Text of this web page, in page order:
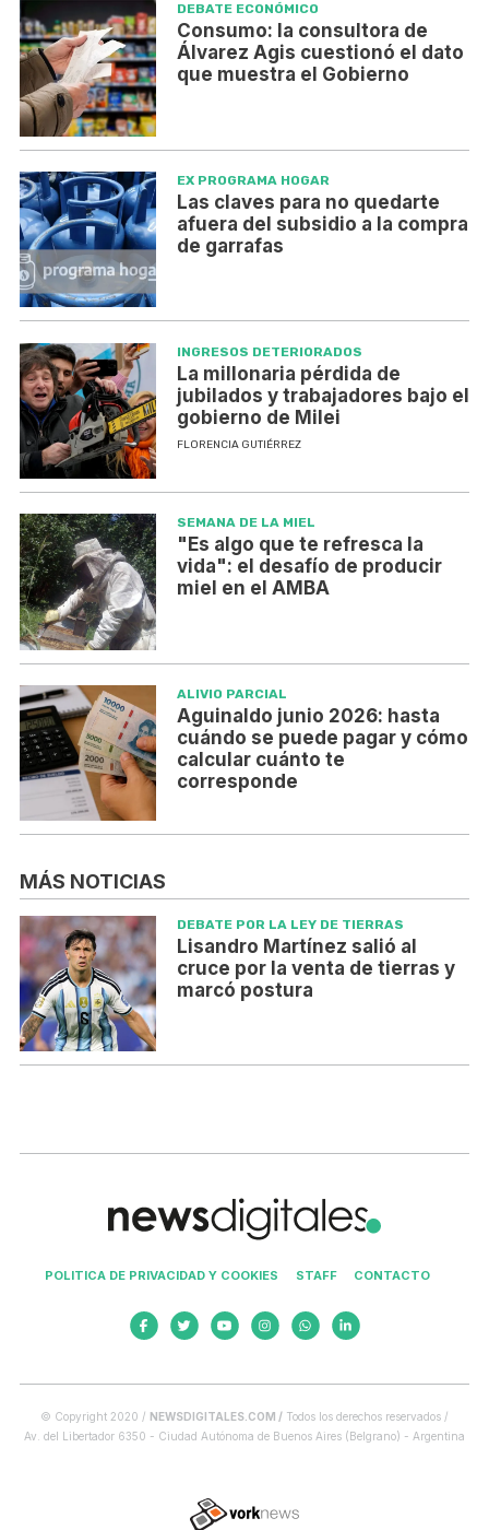
DEBATE ECONÓMICO
Consumo: la consultora de
Álvarez Agis cuestionó el dato
que muestra el Gobierno
EX PROGRAMA HOGAR
Las claves para no quedarte
afuera del subsidio a la compra
de garrafas
INGRESOS DETERIORADOS
La millonaria pérdida de
jubilados y trabajadores bajo el
gobierno de Milei
FLORENCIA GUTIÉRREZ
SEMANA DE LA MIEL
"Es algo que te refresca la
vida": el desafío de producir
miel en el AMBA
ALIVIO PARCIAL
Aguinaldo junio 2026: hasta
cuándo se puede pagar y cómo
calcular cuánto te
corresponde
MÁS NOTICIAS
DEBATE POR LA LEY DE TIERRAS
Lisandro Martínez salió al
cruce por la venta de tierras y
marcó postura
POLITICA DE PRIVACIDAD Y COOKIES STAFF CONTACTO
© Copyright 2020 / NEWSDIGITALES.COM / Todos los derechos reservados /
Av. del Libertador 6350 - Ciudad Autónoma de Buenos Aires (Belgrano) - Argentina